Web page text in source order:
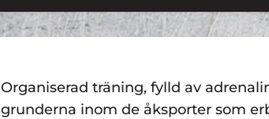
Organiserad träning, fylld av
grunderna inom de åksporter som